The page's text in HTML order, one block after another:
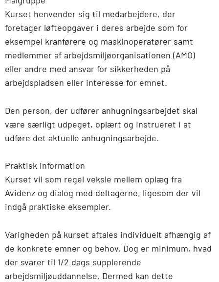
Kurset henvender sig til medarbejdere, der
foretager løfteopgaver i deres arbejde som for
eksempel kranførere og maskinoperatører samt
medlemmer af arbejdsmiljøorganisationen (AMO)
eller andre med ansvar for sikkerheden på
arbejdspladsen eller interesse for emnet.
Den person, der udfører anhugningsarbejdet skal
være særligt udpeget, oplært og instrueret i at
udføre det aktuelle anhugningsarbejde.
Praktisk information
Kurset vil som regel veksle mellem oplæg fra
Avidenz og dialog med deltagerne, ligesom der vil
indgå praktiske eksempler.
Varigheden på kurset aftales individuelt afhængig af
de konkrete emner og behov. Dog er minimum, hvad
der svarer til 1/2 dags supplerende
arbejdsmiljøuddannelse. Dermed kan dette